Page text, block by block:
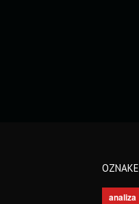
OZNAKE
analiza